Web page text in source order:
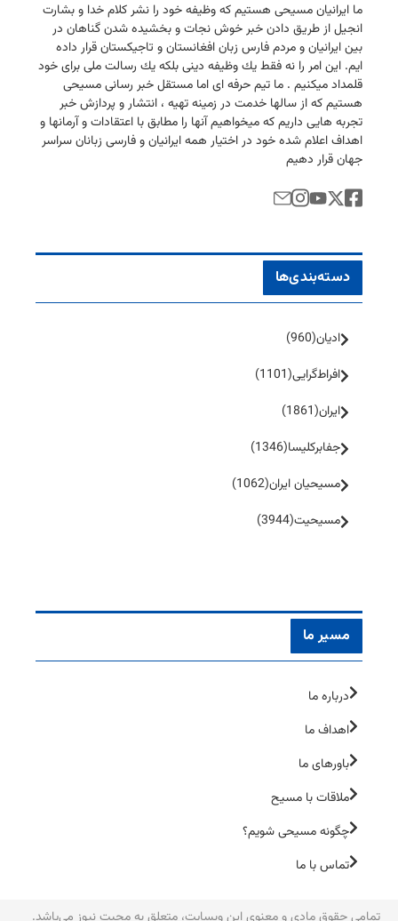
ما ایرانیان مسیحی هستیم كه وظیفه خود را نشر كلام خدا و بشارت
انجیل از طریق دادن خبر خوش نجات و بخشیده شدن گناهان در
بین ایرانیان و مردم فارس زبان افغانستان و تاجیكستان قرار داده
ایم. این امر را نه فقط یك وظیفه دینی بلكه یك رسالت ملی برای خود
قلمداد میكنیم . ما تیم حرفه ای اما مستقل خبر رسانی مسیحی
هستیم كه از سالها خدمت در زمینه تهیه ، انتشار و پردازش خبر
تجربه هایی داریم كه میخواهیم آنها را مطابق با اعتقادات و آرمانها و
اهداف اعلام شده خود در اختیار همه ایرانیان و فارسی زبانان سراسر
جهان قرار دهیم
دسته‌بندی‌ها
ادیان(960)
افراط‌گرایی(1101)
ایران(1861)
جفا‌بر‌کلیسا(1346)
مسیحیان ایران(1062)
مسیحیت(3944)
مسیر ما
درباره ما
اهداف ما
باورهای ما
ملاقات با مسیح
چگونه مسیحی شویم؟
تماس با ما